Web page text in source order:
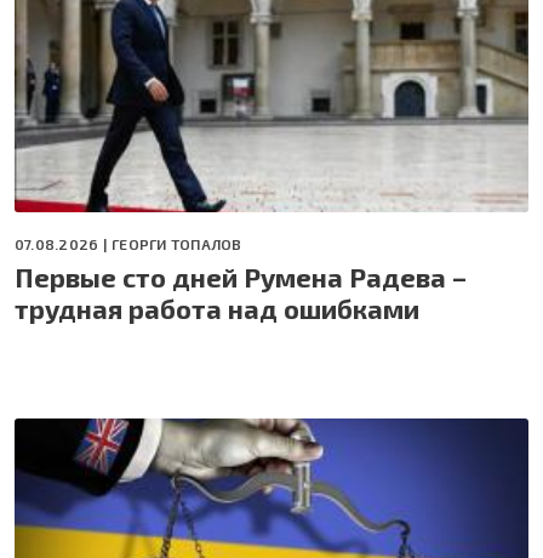
07.08.2026 | ГЕОРГИ ТОПАЛОВ
Первые сто дней Румена Радева –
трудная работа над ошибками